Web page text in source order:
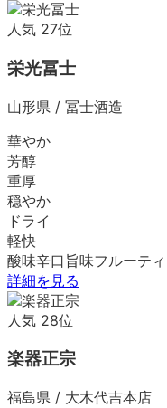
人気 27位
栄光冨士
山形県 / 冨士酒造
華やか
芳醇
重厚
穏やか
ドライ
軽快
酸味辛口 旨味フルーティ
詳細を見る
人気 28位
楽器正宗
福島県 / 大木代吉本店